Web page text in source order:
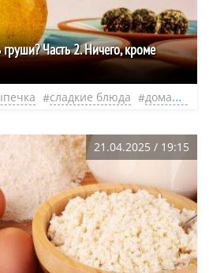
Часть 2. Ничего, кроме
сладкие блюда домашняя выпечка
21.04.2025 / 19:15